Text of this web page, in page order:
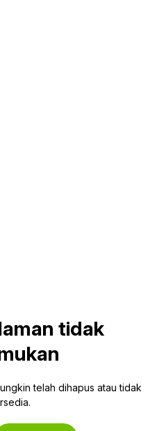
tidak
telah dihapus atau tidak